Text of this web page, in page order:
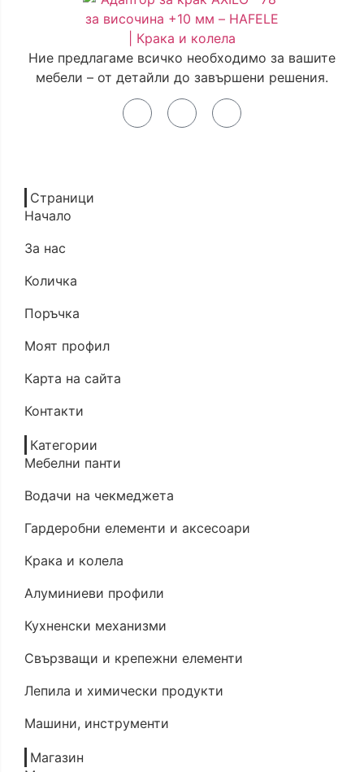
Ние предлагаме всичко необходимо за вашите
мебели – от детайли до завършени решения.
Страници
Начало
За нас
Количка
Поръчка
Моят профил
Карта на сайта
Контакти
Категории
Мебелни панти
Водачи на чекмеджета
Гардеробни елементи и аксесоари
Крака и колела
Алуминиеви профили
Кухненски механизми
Свързващи и крепежни елементи
Лепила и химически продукти
Машини, инструменти
Магазин